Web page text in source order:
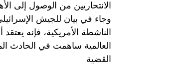
الانتحاريين من الوصول إلى
وجاء في بيان للجيش
الناشطة الأمريكية، فإنه
العالمية ساهمت في الحادث
القضية